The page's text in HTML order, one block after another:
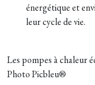
énergétique et
leur cycle de vie.
Les pompes à chaleur
Photo Picbleu®